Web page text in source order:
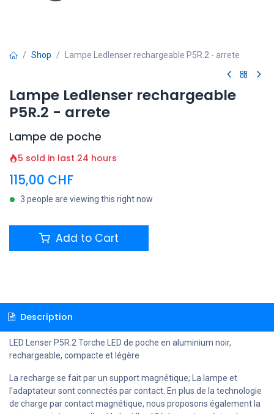
Shop Lampe Ledlenser rechargeable P5R.2 - arrete
Lampe Ledlenser rechargeable
P5R.2 - arrete
Lampe de poche
5 sold in last 24 hours
115,00 CHF
3 people are viewing this right now
Add to Cart
Description
LED Lenser P5R.2 Torche LED de poche en aluminium noir,
rechargeable, compacte et légère
La recharge se fait par un support magnétique; La lampe et
l'adaptateur sont connectés par contact. En plus de la technologie
de charge par contact magnétique, nous proposons également la